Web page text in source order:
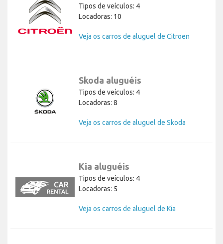
Tipos de veículos: 4
Locadoras: 10
Veja os carros de aluguel de Citroen
Skoda aluguéis
Tipos de veículos: 4
Locadoras: 8
Veja os carros de aluguel de Skoda
Kia aluguéis
Tipos de veículos: 4
Locadoras: 5
Veja os carros de aluguel de Kia